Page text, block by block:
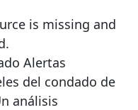
is missing and
Alertas
del condado de
análisis